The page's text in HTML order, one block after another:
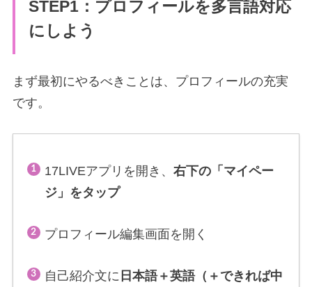
STEP1：プロフィールを多言語対応
にしよう
まず最初にやるべきことは、プロフィールの充実
です。
17LIVEアプリを開き、右下の「マイペー
ジ」をタップ
プロフィール編集画面を開く
自己紹介文に 日本語＋英語（＋できれば中